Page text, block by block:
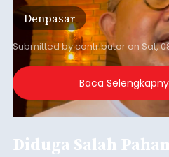
Submitted bycontributoronSat,